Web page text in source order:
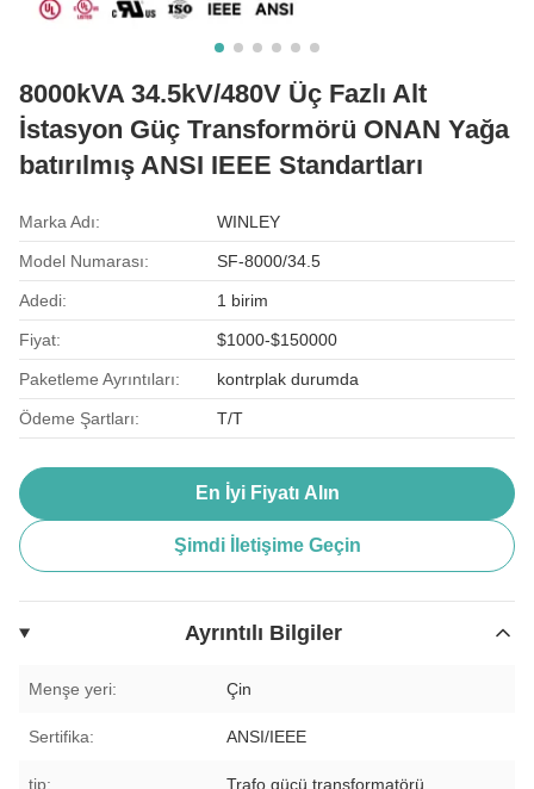
8000kVA 34.5kV/480V Üç Fazlı Alt
İstasyon Güç Transformörü ONAN Yağa
batırılmış ANSI IEEE Standartları
Marka Adı: WINLEY
Model Numarası: SF-8000/34.5
Adedi: 1 birim
Fiyat: $1000-$150000
Paketleme Ayrıntıları: kontrplak durumda
Ödeme Şartları: T/T
En İyi Fiyatı Alın
Şimdi İletişime Geçin
Ayrıntılı Bilgiler
Menşe yeri: Çin
Sertifika: ANSI/IEEE
tip: Trafo gücü transformatörü